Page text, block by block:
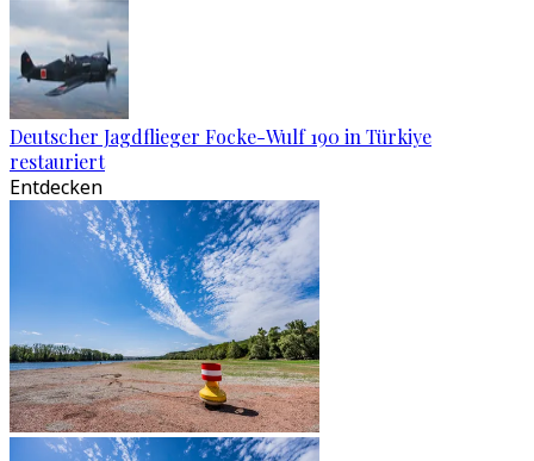
Deutscher Jagdflieger Focke-Wulf 190 in Türkiye
restauriert
Entdecken